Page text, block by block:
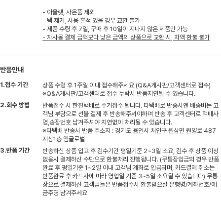
- 아울렛, 사은품 제외
- 택 제거, 사용 흔적 있을 경우 교환 불가
- 제품 수령 후 7일, 구매 후 10일이 지나지 않은 제품만 가능
- 자사몰 결제 금액보다 낮은 금액의 상품으로 교환 시, 차액 환불 불가
반품안내
1.접수 기간
상품 수령 후 1주일 이내 접수해주세요 (Q&A게시판/고객센터로 접수)
※Q&A게시판/고객센터로 접수 누락시 반품지연될 수 있습니다.
2.회수 방법
반품접수 시 한진택배로 수거접수 됩니다. 타택배로 반송시엔 배송비는 고
객님 부담으로 선불 결제 후 반송해주셔야하며 반송 후 고객센터로 택배사
명,송장번호 남겨주셔야 지연없이 처리될 수 있습니다.
※타택배 반송시 반품 주소지 : 경기도 용인시 처인구 원삼면 원양로 487
지상1층 엠글로벌
3.반품 기간
반송하신 상품 입고 후 검수기간 평일기준 2~3일 소요, 검수 후 상품 이상
없을시 결제하신 수단으로 환불처리 진행됩니다. (무통장입금의 경우 반품
완료 후 평일기준 1~2일 이내 고객님 계좌로 입금되며, 카드결제 취소는
반품완료 후 카드사에 따라 영업일 기준 3~5일 소요될 수 있습니다) 무통
장으로 결제하신 고객님들은 반품접수시 환불받으실 은행명/계좌번호/예
금주명 남겨주세요